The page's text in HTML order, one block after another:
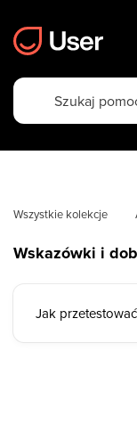
Wszystkie kolekcje
Wskazówki i
Jak